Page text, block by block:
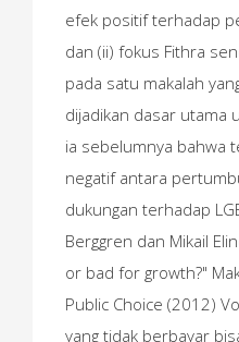
efek positif terhadap
dan (ii) fokus Fithra
pada satu makalah
dijadikan dasar utama
ia sebelumnya bahwa
negatif antara
dukungan terhadap
Berggren dan Mikail
or bad for growth?"
Public Choice (2012)
yang tidak berbayar